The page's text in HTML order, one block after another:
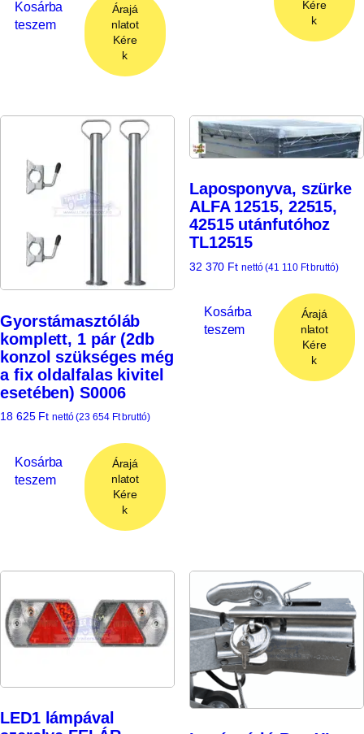
Kosárba
teszem
Árajá
nlatot
Kére
k
Kére
k
Gyorstámasztóláb
komplett, 1 pár (2db
konzol szükséges még
a fix oldalfalas kivitel
esetében) S0006
18 625 Ft nettó (23 654 Ftbruttó)
Kosárba
teszem
Árajá
nlatot
Kére
k
Laposponyva, szürke
ALFA 12515, 22515,
42515 utánfutóhoz
TL12515
32 370 Ft nettó (41 110 Ftbruttó)
Kosárba
teszem
Árajá
nlatot
Kére
k
LED1 lámpával